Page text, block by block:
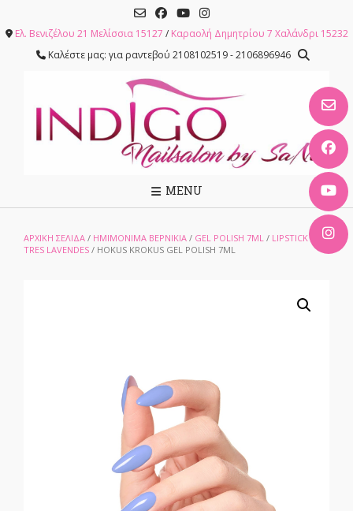
content
Ελ. Βενιζέλου 21 Μελίσσια 15127 / Καραολή Δημητρίου 7 Χαλάνδρι 15232
Καλέστε μας: για ραντεβού 2108102519 - 2106896946
MENU
ΑΡΧΙΚΉ ΣΕΛΊΔΑ / ΗΜΙΜΟΝΙΜΑ ΒΕΡΝΙΚΙΑ / GEL POLISH 7ML / LIPSTICK
TRES LAVENDES / HOKUS KROKUS GEL POLISH 7ML